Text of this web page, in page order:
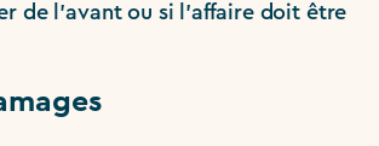
de l’avant ou si l’affaire doit être